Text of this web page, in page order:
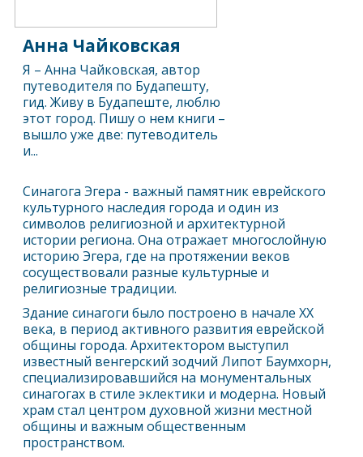
СинагогаЭгера - важный памятник еврейского
культурного наследия города и один из
символов религиозной и архитектурной
истории региона. Она отражает многослойную
историюЭгера, где на протяжении веков
сосуществовали разные культурные и
религиозные традиции.
Здание синагоги было построено в начале XX
века, в период активного развития еврейской
общины города. Архитектором выступил
известный венгерский зодчий Липот Баумхорн,
специализировавшийся на монументальных
синагогах в стиле эклектики и модерна. Новый
храм стал центром духовной жизни местной
общины и важным общественным
пространством.
Анна Чайковская
Я – Анна Чайковская, автор
путеводителя по Будапешту,
гид. Живу в Будапеште, люблю
этот город. Пишу о нем книги –
вышло уже две: путеводитель
и...